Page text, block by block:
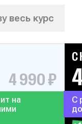
весь курс
4 990 ₽
на
С
С